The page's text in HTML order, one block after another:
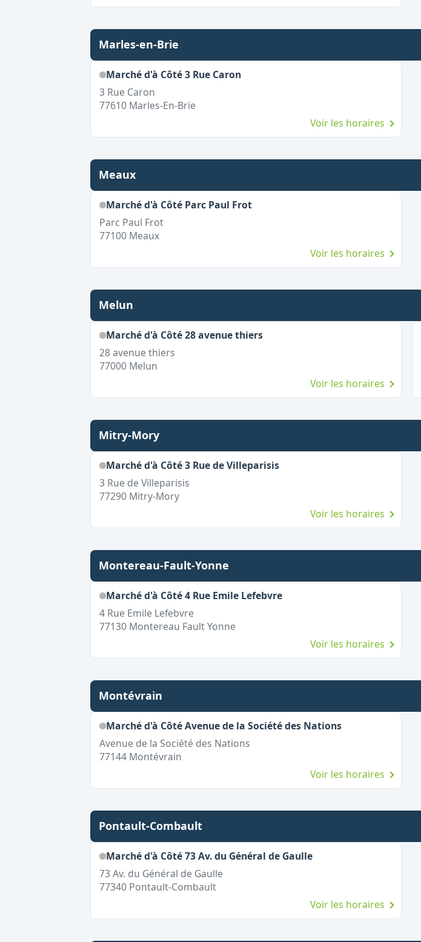
Marles-en-Brie
Marché d'à Côté 3 Rue Caron
3 Rue Caron
77610 Marles-En-Brie
Voir les horaires
Meaux
Marché d'à Côté Parc Paul Frot
Parc Paul Frot
77100 Meaux
Voir les horaires
Melun
Marché d'à Côté 28 avenue thiers
28 avenue thiers
77000 Melun
Voir les horaires
Mitry-Mory
Marché d'à Côté 3 Rue de Villeparisis
3 Rue de Villeparisis
77290 Mitry-Mory
Voir les horaires
Montereau-Fault-Yonne
Marché d'à Côté 4 Rue Emile Lefebvre
4 Rue Emile Lefebvre
77130 Montereau Fault Yonne
Voir les horaires
Montévrain
Marché d'à Côté Avenue de la Société des Nations
Avenue de la Société des Nations
77144 Montévrain
Voir les horaires
Pontault-Combault
Marché d'à Côté 73 Av. du Général de Gaulle
73 Av. du Général de Gaulle
77340 Pontault-Combault
Voir les horaires